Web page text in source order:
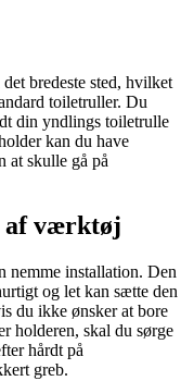
bredeste sted, hvilket
toiletruller. Du
din yndlings toiletrulle
kan du have
at skulle gå på
af værktøj
nemme installation. Den
og let kan sætte den
du ikke ønsker at bore
holderen, skal du sørge
hårdt på
greb.